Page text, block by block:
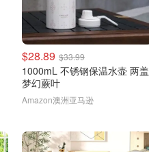
$28.89 $33.99
1000mL 不锈钢保温水壶 两盖
梦幻蕨叶
Amazon澳洲亚马逊